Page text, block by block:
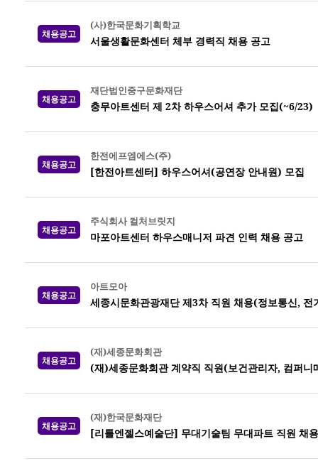
채용공고
(사)한국문화기획학교
서울생활문화센터 체부 경력직 채용 공고
채용공고
재단법인중구문화재단
충무아트센터 제 2차 하우스어셔 추가 모집(~6/23)
채용공고
한전에프엠에스(주)
[한전아트센터] 하우스어셔(공연장 안내원) 모집
채용공고
주식회사 컬처브릿지
마포아트센터 하우스매니저 파견 인력 채용 공고
채용공고
아트모아
세종시문화관광재단 제3차 직원 채용(정보통신,
채용공고
(재)세종문화회관
(재)세종문화회관 계약직 직원(보건관리자, 컴퍼
채용공고
(재)한국문화재단
[리틀엔젤스예술단] 무대기술팀 무대파트 직원 채용